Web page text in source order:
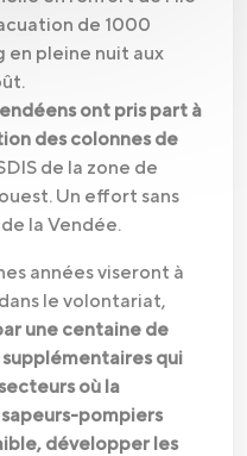
de 1000
en pleine nuit aux
ont pris part à
des colonnes de
de la zone de
Un effort sans
la Vendée.
années viseront à
dans le volontariat,
une centaine de
qui
où la
pompiers
développer les